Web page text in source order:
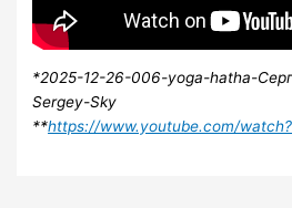
*2025-12-26-006-yoga-hatha-
Sergey-Sky
**https://www.youtube.com/